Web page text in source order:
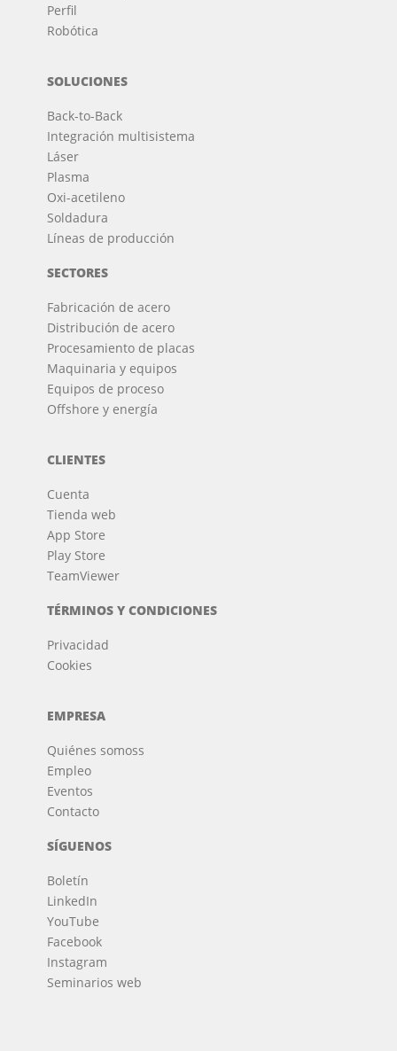
Perfil
Robótica
SOLUCIONES
Back-to-Back
Integración multisistema
Láser
Plasma
Oxi-acetileno
Soldadura
Líneas de producción
SECTORES
Fabricación de acero
Distribución de acero
Procesamiento de placas
Maquinaria y equipos
Equipos de proceso
Offshore y energía
CLIENTES
Cuenta
Tienda web
App Store
Play Store
TeamViewer
TÉRMINOS Y CONDICIONES
Privacidad
Cookies
EMPRESA
Quiénes somoss
Empleo
Eventos
Contacto
SÍGUENOS
Boletín
LinkedIn
YouTube
Facebook
Instagram
Seminarios web